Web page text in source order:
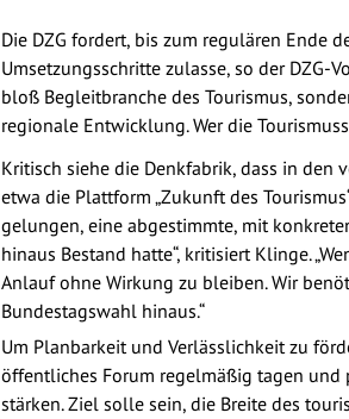
Die DZG fordert, bis zum regulären Ende
Umsetzungsschritte zulasse, so der DZG-
bloß Begleitbranche des Tourismus,
regionale Entwicklung. Wer die
Kritisch siehe die Denkfabrik, dass in den
etwa die Plattform „Zukunft des
gelungen, eine abgestimmte, mit
hinaus Bestand hatte“, kritisiert Klinge.
Anlauf ohne Wirkung zu bleiben. Wir
Bundestagswahl hinaus.“
Um Planbarkeit und Verlässlichkeit zu
öffentliches Forum regelmäßig tagen und
stärken. Ziel solle sein, die Breite des